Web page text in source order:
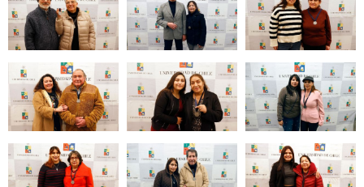
Zoom Zoom Zoom
Zoom Zoom Zoom